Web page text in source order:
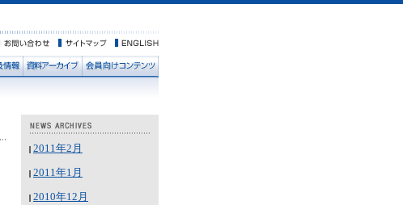
2011年2月
2011年1月
2010年12月